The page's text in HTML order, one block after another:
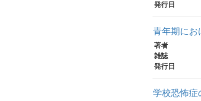
発行日
青年期に
著者
雑誌
発行日
学校恐怖